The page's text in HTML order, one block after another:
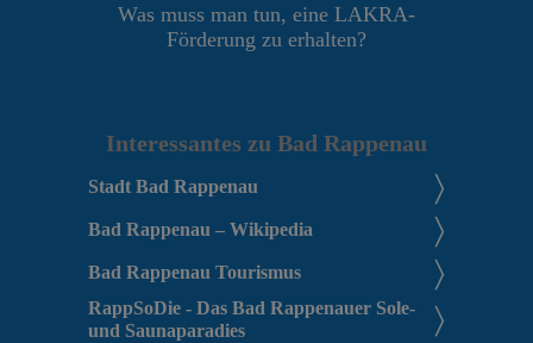
Was muss man tun, eine LAKRA-
Förderung zu erhalten?
Interessantes zu Bad Rappenau
Stadt Bad Rappenau
Bad Rappenau – Wikipedia
Bad Rappenau Tourismus
RappSoDie - Das Bad Rappenauer Sole-
und Saunaparadies